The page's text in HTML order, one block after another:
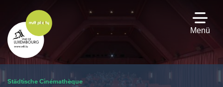
Hauptinhalt
gehen
Menü
Städtische Cinémathèque